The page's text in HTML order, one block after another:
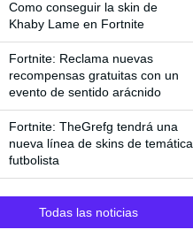
Como conseguir la skin de
Khaby Lame en Fortnite
Fortnite: Reclama nuevas
recompensas gratuitas con un
evento de sentido arácnido
Fortnite: TheGrefg tendrá una
nueva línea de skins de temática
futbolista
Todas las noticias